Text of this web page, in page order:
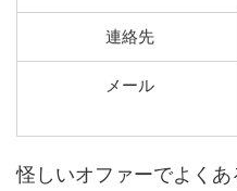
連絡先
メール
怪しいオファーでよく